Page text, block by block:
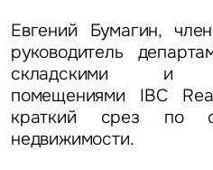
Евгений Бумагин,
руководитель
складскими и
помещениями IBC
краткий срез по
недвижимости.